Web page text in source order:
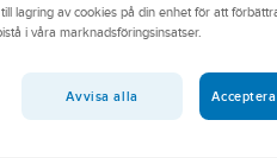
DESIGN4BATH
Montagebricka
Artikelnummer: 8740112
lagring av cookies på din enhet för att
i våra marknadsföringsinsatser.
Avvisa alla